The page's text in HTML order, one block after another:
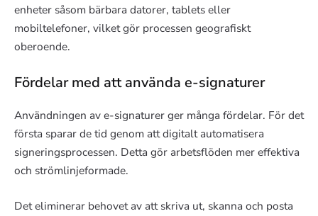
enheter såsom bärbara datorer, tablets eller
mobiltelefoner, vilket gör processen geografiskt
oberoende.
Fördelar med att använda e-signaturer
Användningen av e-signaturer ger många fördelar. För det
första sparar de tid genom att digitalt automatisera
signeringsprocessen. Detta gör arbetsflöden mer effektiva
och strömlinjeformade.
Det eliminerar behovet av att skriva ut, skanna och posta